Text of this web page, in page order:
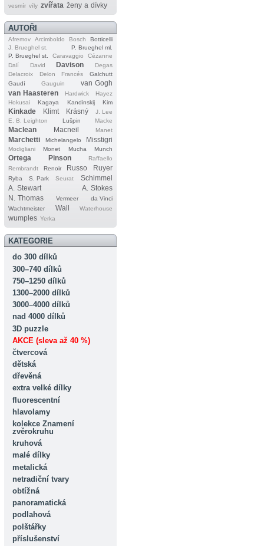
vesmír víly zvířata ženy a dívky
AUTOŘI
Afremov Arcimboldo Bosch
Botticelli
J. Brueghel st.
P. Brueghel ml.
P. Brueghel st.
Caravaggio
Cézanne
Dalí
David Davison
Degas
Delacroix
Delon Francés
Galchutt
Gaudí
Gauguin
van Gogh
van Haasteren
Hardwick
Hayez
Hokusai
Kagaya Kandinskij Kim
Kinkade Klimt Krásný
J. Lee
E. B. Leighton
Lušpin Macke
Maclean Macneil Manet
Marchetti Michelangelo Misstigri
Modigliani Monet Mucha Munch
Ortega Pinson
Raffaello
Rembrandt
Renoir Russo Ruyer
Ryba S. Park Seurat
Schimmel
A. Stewart
A. Stokes
N. Thomas
Vermeer
da Vinci
Wachtmeister
Wall Waterhouse
wumples Yerka
KATEGORIE
do 300 dílků
300–740 dílků
750–1250 dílků
1300–2000 dílků
3000–4000 dílků
nad 4000 dílků
3D puzzle
AKCE (sleva až 40 %)
čtvercová
dětská
dřevěná
extra velké dílky
fluorescentní
hlavolamy
kolekce Znamení
zvěrokruhu
kruhová
malé dílky
metalická
netradiční tvary
obtížná
panoramatická
podlahová
polštářky
příslušenství